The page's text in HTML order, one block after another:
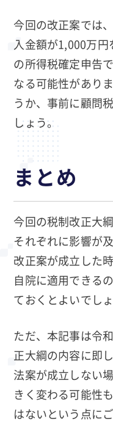
今回の改正案では
入金額が1,000万
の所得税確定申告
なる可能性があり
うか、事前に顧問
しょう。
まとめ
今回の税制改正大
それぞれに影響が
改正案が成立した
自院に適用できる
ておくとよいでしょ
ただ、本記事は令
正大綱の内容に即
法案が成立しない
きく変わる可能性
はないという点に